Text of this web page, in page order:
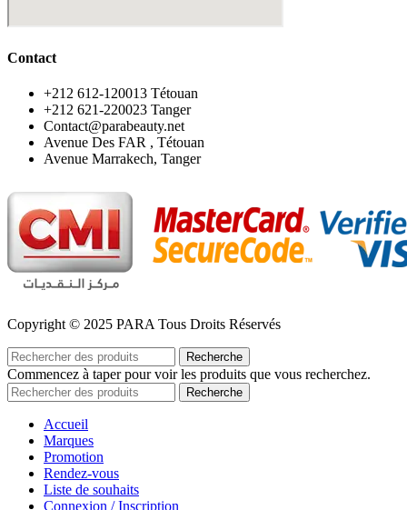
Contact
‪+212 612-120013 Tétouan
‪+212 621-220023 Tanger
Contact@parabeauty.net
Avenue Des FAR , Tétouan
Avenue Marrakech, Tanger
Copyright © 2025 PARA Tous Droits Réservés
Recherche
Commencez à taper pour voir les produits que vous recherchez.
Recherche
Accueil
Marques
Promotion
Rendez-vous
Liste de souhaits
Connexion / Inscription